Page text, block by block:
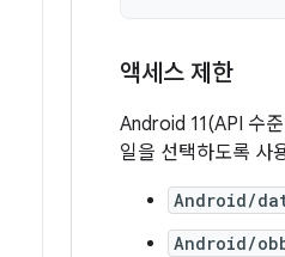
액세스 제한
Android 11(API 수
일을 선택하도록 사
Android/
Android/